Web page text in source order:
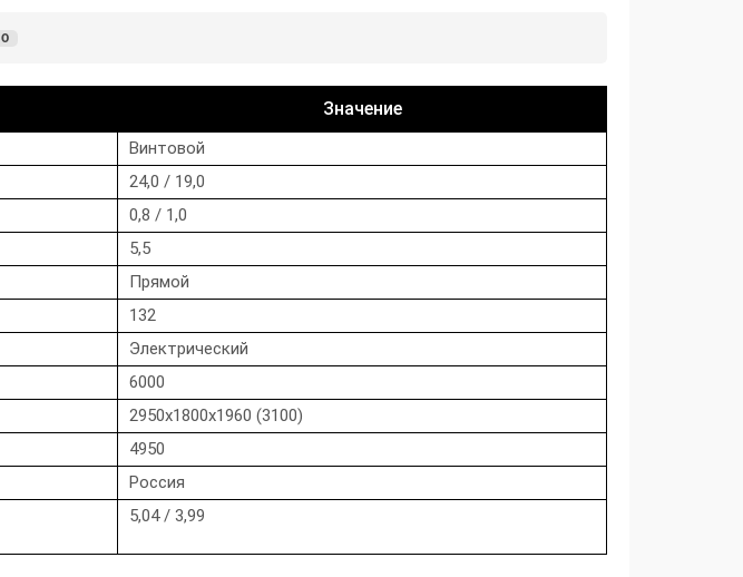
0
Значение
Винтовой
24,0 / 19,0
0,8 / 1,0
5,5
Прямой
132
Электрический
6000
2950х1800х1960 (3100)
4950
Россия
5,04 / 3,99